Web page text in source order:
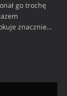
go trochę
znacznie…